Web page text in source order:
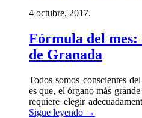
4 octubre, 2017.
Fórmula del
de Granada
Todos somos conscientes
es que, el órgano más
requiere elegir
Sigue leyendo →